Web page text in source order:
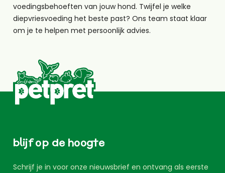
voedingsbehoeften van jouw hond. Twijfel je welke
diepvriesvoeding het beste past? Ons team staat klaar
om je te helpen met persoonlijk advies.
blijf op de hoogte
Schrijf je in voor onze nieuwsbrief en ontvang als eerste